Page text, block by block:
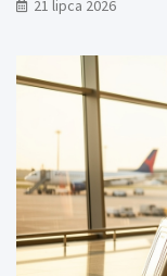
21 lipca 2026